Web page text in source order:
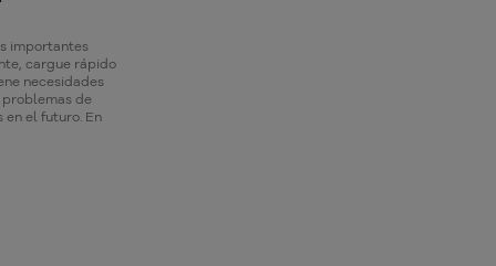
importantes
cargue rápido
necesidades
de
el futuro. En